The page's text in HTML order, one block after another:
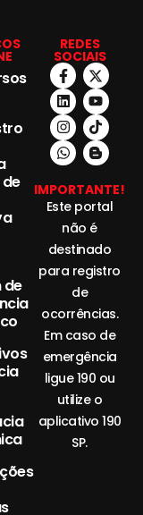
de
REDES
SOCIAIS
IMPORTANTE!
Este portal
não é
destinado
para registro
de
ocorrências.
Em caso de
emergência
ligue 190 ou
utilize o
aplicativo 190
SP.